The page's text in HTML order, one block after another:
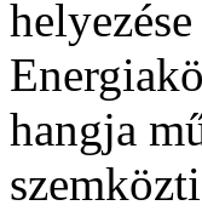
hangja